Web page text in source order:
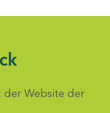
der Website der